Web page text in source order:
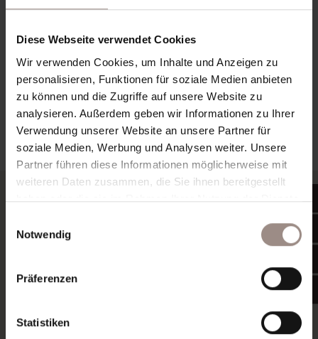
Diese Webseite verwendet Cookies
Wir verwenden Cookies, um Inhalte und Anzeigen zu
personalisieren, Funktionen für soziale Medien anbieten
zu können und die Zugriffe auf unsere Website zu
analysieren. Außerdem geben wir Informationen zu Ihrer
Verwendung unserer Website an unsere Partner für
soziale Medien, Werbung und Analysen weiter. Unsere
Partner führen diese Informationen möglicherweise mit
weiteren Daten zusammen, die Sie ihnen bereitgestellt
haben oder die sie im Rahmen Ihrer Nutzung der Dienste
Notwendig
Präferenzen
Statistiken
mehr dazu
Werkstatt
mehr dazu
Das müssen Sie mitnehmen
Ausrüstung für Fahrrad-Touren
Touren ohne die richtige Ausrüstung zur Tortur
werden, deshalb ist es ratsam, eine ausreichende